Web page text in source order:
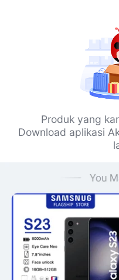
Produk yang
Download aplikasi